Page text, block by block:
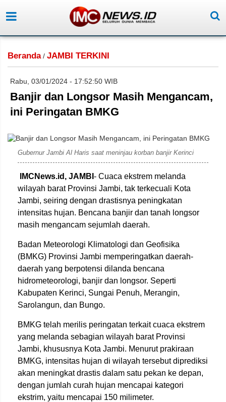
Beranda/ JAMBI TERKINI
Rabu, 03/01/2024 - 17:52:50 WIB
Banjir dan Longsor Masih Mengancam,
ini Peringatan BMKG
Gubernur Jambi Al Haris saat meninjau korban banjir Kerinci
IMCNews.id, JAMBI - Cuaca ekstrem melanda
wilayah barat Provinsi Jambi, tak terkecuali Kota
Jambi, seiring dengan drastisnya peningkatan
intensitas hujan. Bencana banjir dan tanah longsor
masih mengancam sejumlah daerah.
Badan Meteorologi Klimatologi dan Geofisika
(BMKG) Provinsi Jambi memperingatkan daerah-
daerah yang berpotensi dilanda bencana
hidrometeorologi, banjir dan longsor. Seperti
Kabupaten Kerinci, Sungai Penuh, Merangin,
Sarolangun, dan Bungo.
BMKG telah merilis peringatan terkait cuaca ekstrem
yang melanda sebagian wilayah barat Provinsi
Jambi, khususnya Kota Jambi. Menurut prakiraan
BMKG, intensitas hujan di wilayah tersebut diprediksi
akan meningkat drastis dalam satu pekan ke depan,
dengan jumlah curah hujan mencapai kategori
ekstrim, yaitu mencapai 150 milimeter.